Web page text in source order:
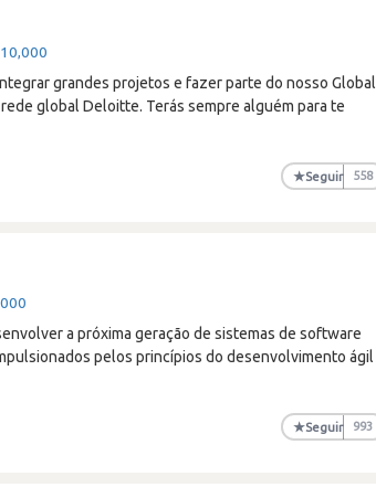
grandes projetos e fazer parte do nosso Global
global Deloitte. Terás sempre alguém para te
★Seguir 558
a próxima geração de sistemas de software
pelos princípios do desenvolvimento ágil
★Seguir 993